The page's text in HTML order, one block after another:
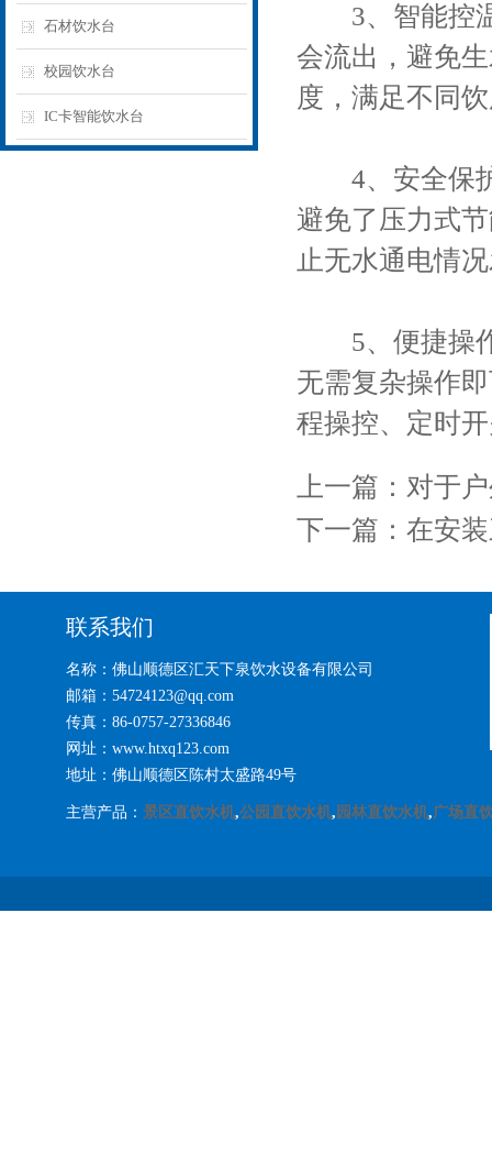
石材饮水台
校园饮水台
IC卡智能饮水台
3、智能控温
会流出，避免
度，满足不同
4、安全保护
避免了压力式
止无水通电情
5、便捷操作
无需复杂操作
程操控、定时
上一篇： 对于
下一篇： 在安
联系我们
名称：佛山顺德区汇天下泉饮水设备有限公司
邮箱：54724123@qq.com
传真：86-0757-27336846
网址：www.htxq123.com
地址：佛山顺德区陈村太盛路49号
主营产品： 景区直饮水机,公园直饮水机, 园林直饮水机,广场直